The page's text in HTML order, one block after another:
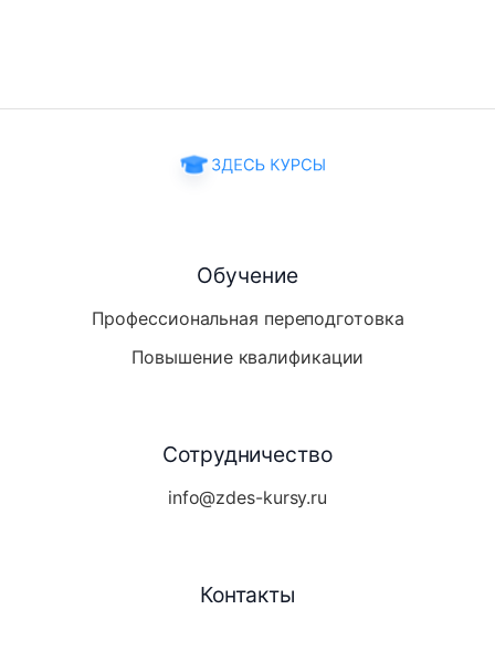
Обучение
Профессиональная переподготовка
Повышение квалификации
Сотрудничество
info@zdes-kursy.ru
Контакты